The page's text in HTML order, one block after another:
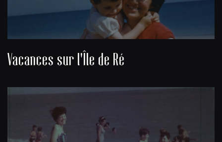
Vacances sur l'Île de Ré